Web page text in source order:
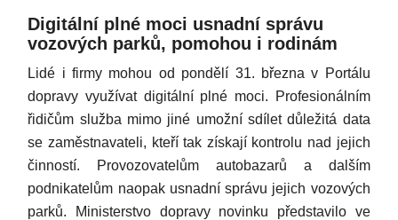
Digitální plné moci usnadní správu
vozových parků, pomohou i rodinám
Lidé i firmy mohou od pondělí 31. března v Portálu
dopravy využívat digitální plné moci. Profesionálním
řidičům služba mimo jiné umožní sdílet důležitá data
se zaměstnavateli, kteří tak získají kontrolu nad jejich
činností. Provozovatelům autobazarů a dalším
podnikatelům naopak usnadní správu jejich vozových
parků. Ministerstvo dopravy novinku představilo ve